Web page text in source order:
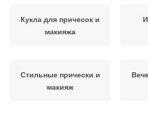
Кукла для причесок и
макияжа
Стильные прически и
макияж